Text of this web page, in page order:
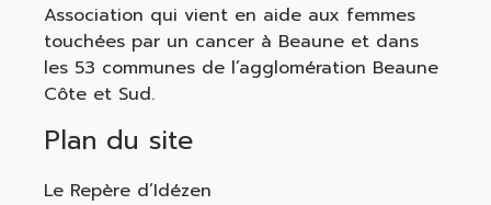
Association qui vient en aide aux femmes
touchées par un cancer à Beaune et dans
les 53 communes de l’agglomération Beaune
Côte et Sud.
Plan du site
Le Repère d’Idézen